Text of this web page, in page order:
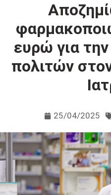
ευρώ για
πολιτών
25/04/2025